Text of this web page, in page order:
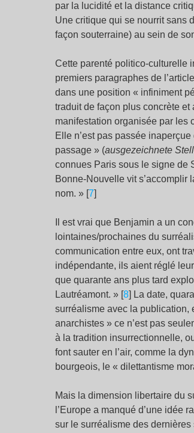
par la lucidité et la distance
Une critique qui se nourrit sans
façon souterraine) au sein de
Cette parenté politico-culturelle
premiers paragraphes de
dans une position « infiniment
traduit de façon plus concrète
manifestation organisée par les
Elle n’est pas passée
passage » (ausgezeichnete
connues Paris sous le signe de
Bonne-Nouvelle vit s’accomplir
nom. » [7]
Il est vrai que Benjamin a un
lointaines/prochaines du
communication entre eux, ont
indépendante, ils aient réglé
que quarante ans plus tard
Lautréamont. » [8] La date,
surréalisme avec la publication,
anarchistes » ce n’est pas
à la tradition insurrectionnelle,
font sauter en l’air, comme la
bourgeois, le « dilettantisme
Mais la dimension libertaire du
l’Europe a manqué d’une idée
sur le surréalisme des